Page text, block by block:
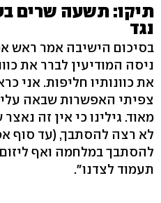
תיקו: תשעה שרים
נגד
בסיכום הישיבה אמר ראש
ניסה המודיעין לברר את
את כוונותיו חליפות. אני
צפיתי האפשרות שבאה
מאוד. גילינו כי אין זה
להסתבך במלחמה ואף
תעמוד לצדנו".